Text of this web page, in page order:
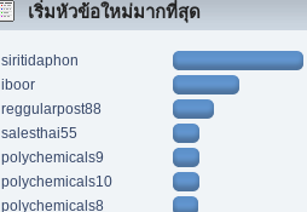
เริ่มหัวข้อใหม่มากที่สุด
siritidaphon
iboor
reggularpost88
salesthai55
polychemicals9
polychemicals10
polychemicals8